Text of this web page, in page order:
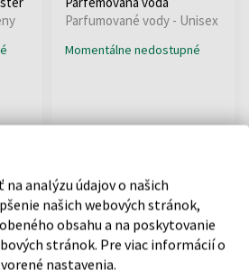
Parfumované vody - Unisex
Momentálne nedostupné
analýzu údajov o našich
našich webových stránok,
obsahu a na poskytovanie
stránok. Pre viac informácií o
nastavenia.